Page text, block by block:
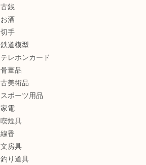
古銭
お酒
切手
鉄道模型
テレホンカード
骨董品
古美術品
スポーツ用品
家電
喫煙具
線香
文房具
釣り道具